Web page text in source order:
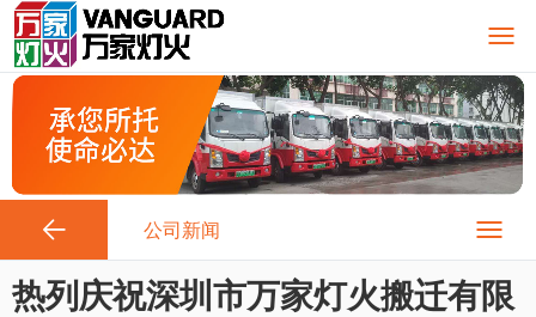
公司新闻
热列庆祝深圳市万家灯火搬迁有限